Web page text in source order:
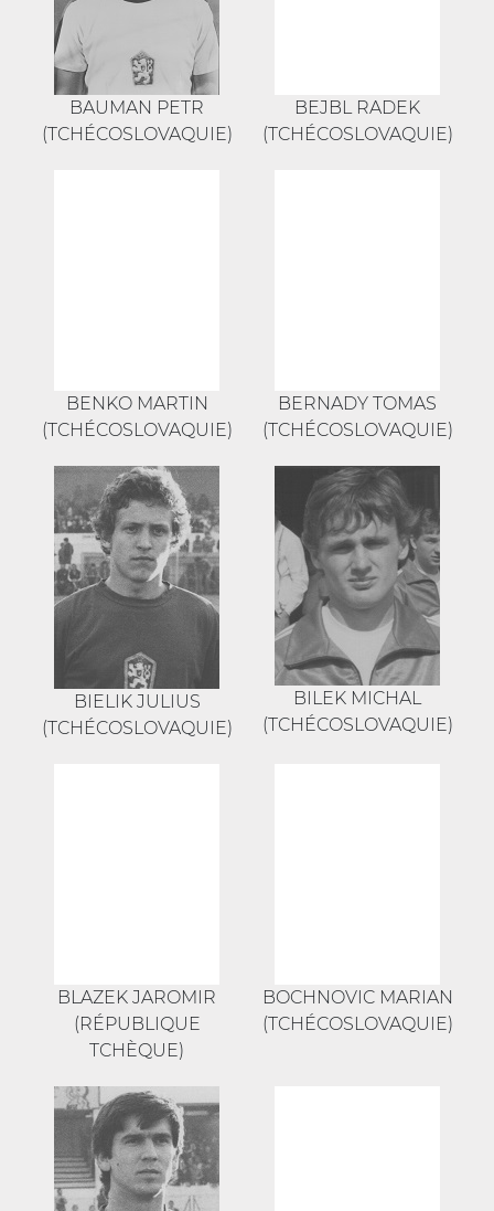
BAUMAN PETR
(TCHÉCOSLOVAQUIE)
BEJBL RADEK
(TCHÉCOSLOVAQUIE)
BENKO MARTIN
(TCHÉCOSLOVAQUIE)
BERNADY TOMAS
(TCHÉCOSLOVAQUIE)
BIELIK JULIUS
(TCHÉCOSLOVAQUIE)
BILEK MICHAL
(TCHÉCOSLOVAQUIE)
BLAZEK JAROMIR
(RÉPUBLIQUE
TCHÈQUE)
BOCHNOVIC MARIAN
(TCHÉCOSLOVAQUIE)